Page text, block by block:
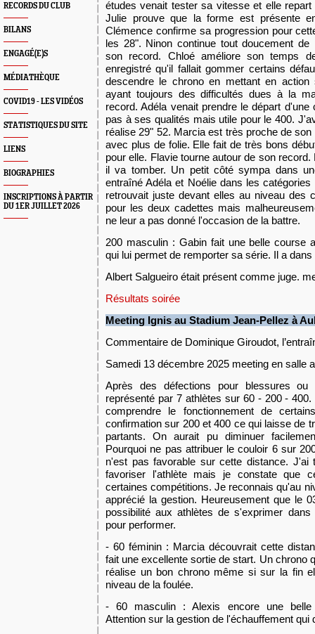
RECORDS DU CLUB
BILANS
ENGAGÉ(E)S
MÉDIATHÈQUE
COVID19 - LES VIDÉOS
STATISTIQUES DU SITE
LIENS
BIOGRAPHIES
INSCRIPTIONS À PARTIR
DU 1ER JUILLET 2026
études venait tester sa vitesse et elle
Julie prouve que la forme est présente
Clémence confirme sa progression pour
les 28". Ninon continue tout doucement de
son record. Chloé améliore son temps
enregistré qu'il fallait gommer certains
descendre le chrono en mettant en action
ayant toujours des difficultés dues à la
record. Adéla venait prendre le départ
pas à ses qualités mais utile pour le 400.
réalise 29" 52. Marcia est très proche de
avec plus de folie. Elle fait de très bons
pour elle. Flavie tourne autour de son
il va tomber. Un petit côté sympa dans
entraîné Adéla et Noélie dans les
retrouvait juste devant elles au niveau des
pour les deux cadettes mais
ne leur a pas donné l'occasion de la battre.
200 masculin : Gabin fait une belle course
qui lui permet de remporter sa série. Il a
Albert Salgueiro était présent comme juge.
Résultats soirée
Meeting Ignis au Stadium Jean-Pellez à
Commentaire de Dominique Giroudot,
Samedi 13 décembre 2025 meeting en salle
Après des défections pour blessures
représenté par 7 athlètes sur 60 - 200 -
comprendre le fonctionnement de
confirmation sur 200 et 400 ce qui laisse de
partants. On aurait pu diminuer
Pourquoi ne pas attribuer le couloir 6 sur
n'est pas favorable sur cette distance. J'ai
favoriser l'athlète mais je constate que
certaines compétitions. Je reconnais qu'au
apprécié la gestion. Heureusement que le
possibilité aux athlètes de s'exprimer
pour performer.
- 60 féminin : Marcia découvrait cette
fait une excellente sortie de start. Un chrono
réalise un bon chrono même si sur la fin
niveau de la foulée.
- 60 masculin : Alexis encore une belle
Attention sur la gestion de l'échauffement qui